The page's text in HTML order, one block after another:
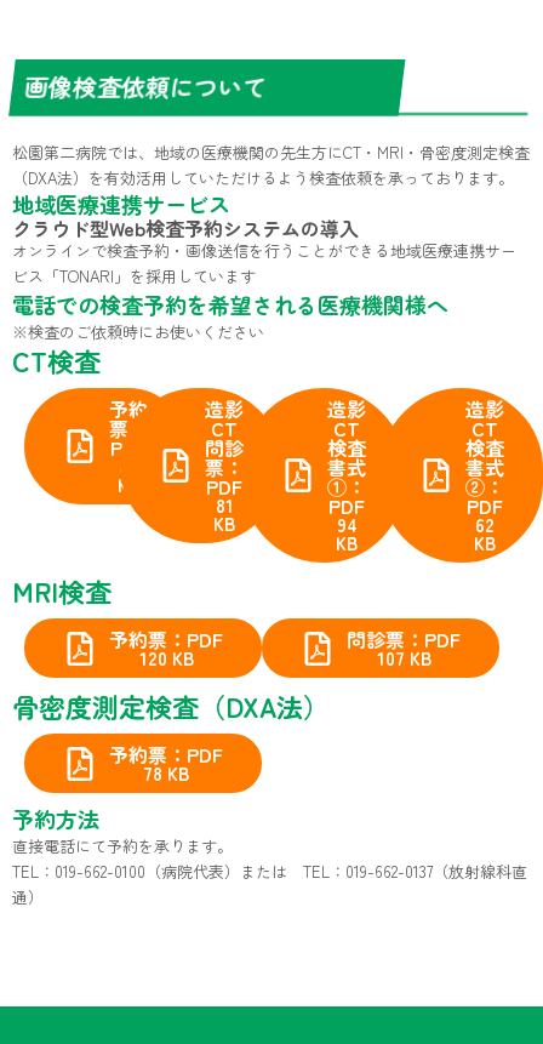
画像検査依頼について
松園第二病院では、地域の医療機関の先生方にCT・MRI・骨密度測定検査
（DXA法）を有効活用していただけるよう検査依頼を承っております。
地域医療連携サービス
クラウド型Web検査予約システムの導入
オンラインで検査予約・画像送信を行うことができる地域医療連携サー
ビス「TONARI」を採用しています
電話での検査予約を希望される医療機関様へ
※検査のご依頼時にお使いください
CT検査
予約
票：
PDF
86
KB
造影
CT
問診
票：
PDF
81
KB
造影
CT
検査
書式
①：
PDF
94
KB
造影
CT
検査
書式
②：
PDF
62
KB
MRI検査
予約票：PDF
120 KB
問診票：PDF
107 KB
骨密度測定検査（DXA法）
予約票：PDF
78 KB
予約方法
直接電話にて予約を承ります。
TEL：019-662-0100（病院代表）または TEL：019-662-0137（放射線科直
通）